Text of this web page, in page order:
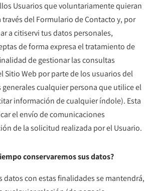
Usuarios que voluntariamente quieran
del Formulario de Contacto y, por
a citiservi tus datos personales,
de forma expresa el tratamiento de
de gestionar las consultas
Sitio Web por parte de los usuarios del
cualquier persona que utilice el
información de cualquier índole). Esta
el envío de comunicaciones
de la solicitud realizada por el Usuario.
conservaremos sus datos?
datos con estas finalidades se mantendrá,